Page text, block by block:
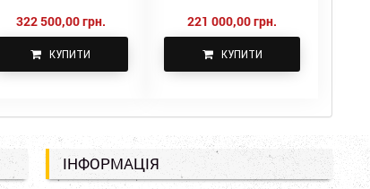
322 500,00 грн.
КУПИТИ
221 000,00 грн.
КУПИТИ
ІНФОРМАЦІЯ